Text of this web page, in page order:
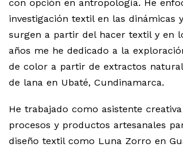
con opción en antropología. He
investigación textil en las dinámicas
surgen a partir del hacer textil y en
años me he dedicado a la
de color a partir de extractos
de lana en Ubaté, Cundinamarca.
He trabajado como asistente
procesos y productos artesanales
diseño textil como Luna Zorro en